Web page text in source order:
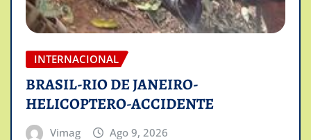
INTERNACIONAL
BRASIL-RIO DE JANEIRO-
HELICOPTERO-ACCIDENTE
Vimag Ago 9, 2026